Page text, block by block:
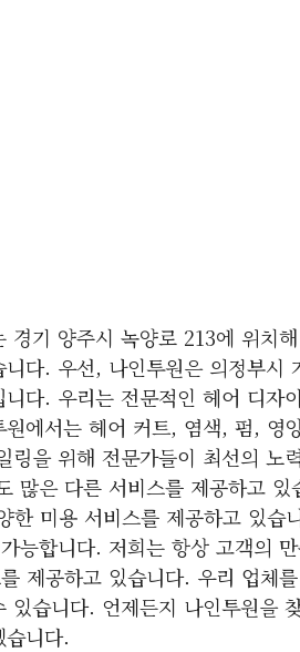
경기 양주시 녹양로 213에 위치
다. 우선, 나인투원은 의정부시
다. 우리는 전문적인 헤어 디자
에서는 헤어 커트, 염색, 펌, 영
링을 위해 전문가들이 최선의 노
많은 다른 서비스를 제공하고
한 미용 서비스를 제공하고 있습
능합니다. 저희는 항상 고객의
제공하고 있습니다. 우리 업체
있습니다. 언제든지 나인투원을
니다.